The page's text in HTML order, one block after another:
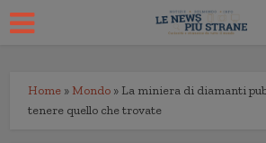
Home » Mondo » La miniera di diamanti
tenere quello che trovate